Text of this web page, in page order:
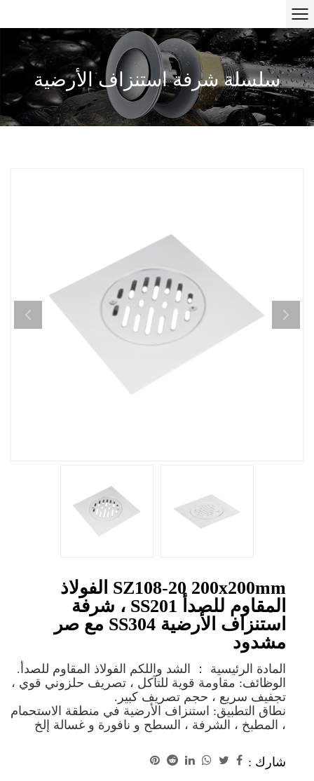
سلسلة شرفة استنزاف الأرضية
SZ108-20 200x200mm الفولاذ
المقاوم للصدأ SS201 ، شرفة
استنزاف الأرضية SS304 مع صر
مشدود
المادة الرئيسية ：
الشد واللكم الفولاذ المقاوم للصدأ.
الوظائف: مقاومة قوية للتآكل ، تصريف حلزوني قوي ،
تجفيف سريع ، حجم تصريف كبير.
نطاق التطبيق: استنزاف الأرضية في منطقة الاستحمام
، المطبخ ، الشرفة ، السطح و نافورة و غسالة إلخ
شارك :